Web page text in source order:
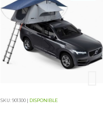
SKU: 901300 | DISPONIBLE